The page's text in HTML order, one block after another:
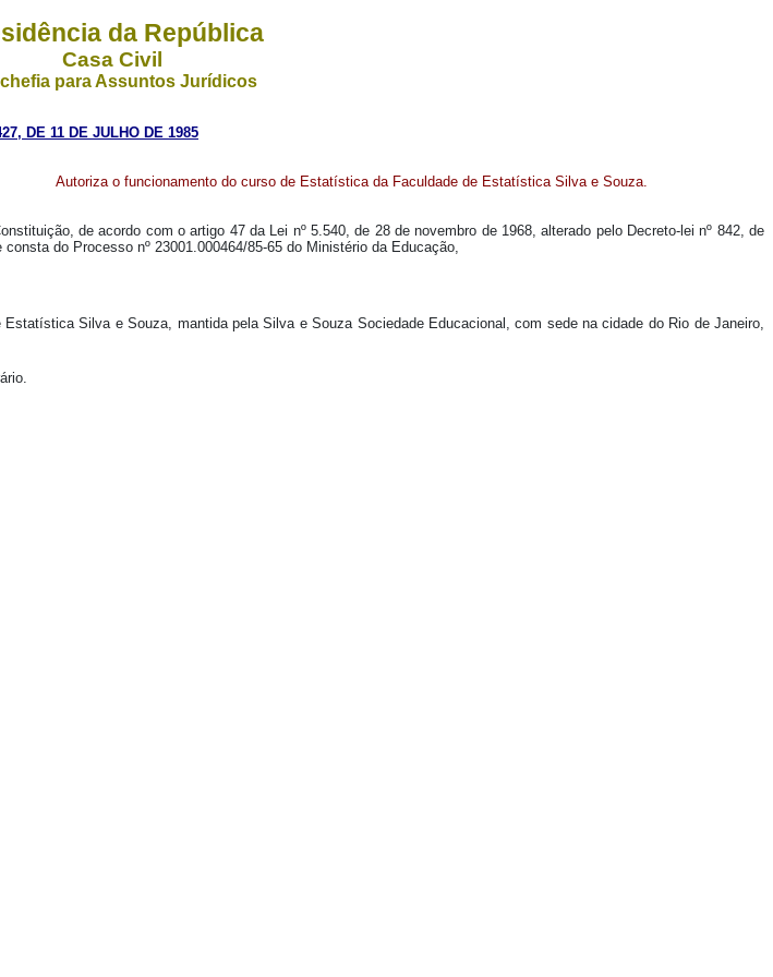
da República
Casa Civil
para Assuntos Jurídicos
DE 11 DE JULHO DE 1985
Autoriza o funcionamento do curso de Estatística da Faculdade de Estatística Silva e Souza.
de acordo com o artigo 47 da Lei nº 5.540, de 28 de novembro de 1968, alterado pelo Decreto-lei nº 842, de
do Processo nº 23001.000464/85-65 do Ministério da Educação,
Silva e Souza, mantida pela Silva e Souza Sociedade Educacional, com sede na cidade do Rio de Janeiro,